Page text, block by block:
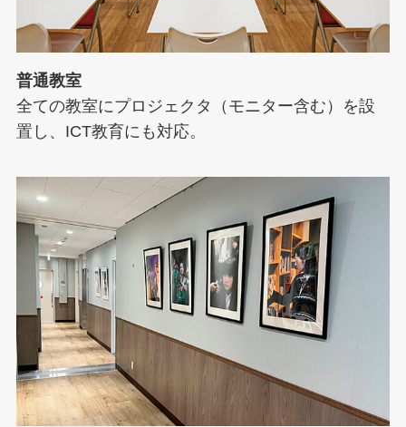
普通教室
全ての教室にプロジェクタ（モニター含む）を設
置し、ICT教育にも対応。